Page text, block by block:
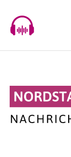
content